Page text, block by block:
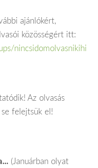
ajánlókért,
közösségért itt:
nincsidomolvasnikihi
Az olvasás
felejtsük el!
(Januárban olyat